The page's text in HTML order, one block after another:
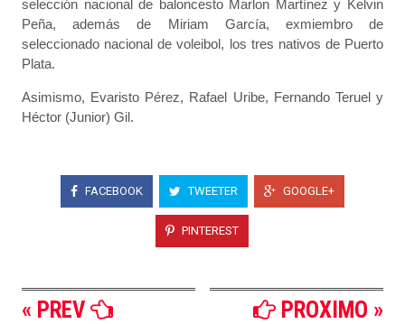
selección nacional de baloncesto Marlon Martínez y Kelvin
Peña, además de Miriam García, exmiembro de
seleccionado nacional de voleibol, los tres nativos de Puerto
Plata.
Asimismo, Evaristo Pérez, Rafael Uribe, Fernando Teruel y
Héctor (Junior) Gil.
FACEBOOK TWEETER GOOGLE+
PINTEREST
« PREV PROXIMO »